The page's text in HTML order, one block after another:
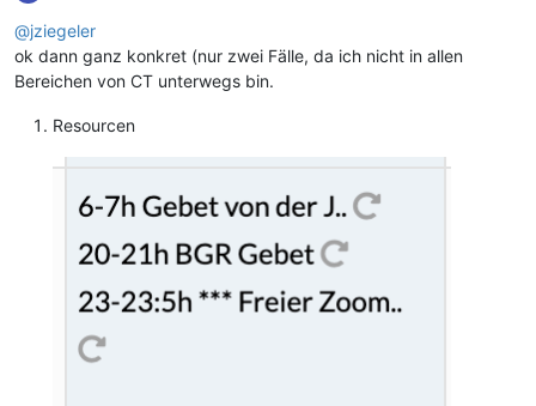
@jziegeler
ok dann ganz konkret (nur zwei Fälle, da ich nicht in allen
Bereichen von CT unterwegs bin.
Resourcen